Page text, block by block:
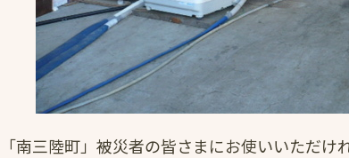
「南三陸町」被災者の皆さまにお使いいただけれ